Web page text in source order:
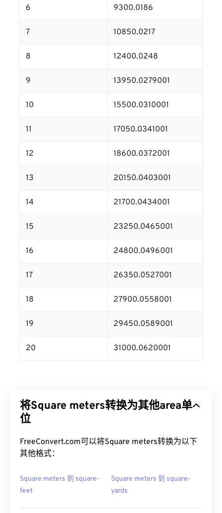
6 9300.0186
7 10850.0217
8 12400.0248
9 13950.0279001
10 15500.0310001
11 17050.0341001
12 18600.0372001
13 20150.0403001
14 21700.0434001
15 23250.0465001
16 24800.0496001
17 26350.0527001
18 27900.0558001
19 29450.0589001
20 31000.0620001
将Square meters转换为其他area单
位
FreeConvert.com可以将Square meters转换为以下
其他格式：
Square meters 到 square-
feet
Square meters 到 square-
yards